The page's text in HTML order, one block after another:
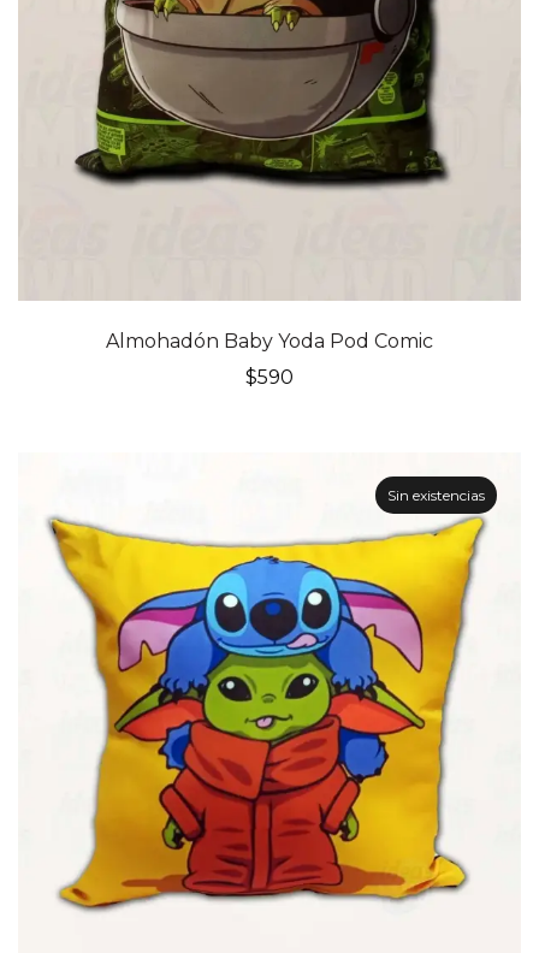
Almohadón Baby Yoda Pod Comic
$590
Sin existencias